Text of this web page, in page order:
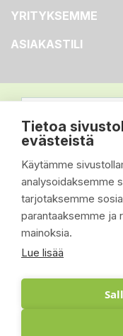
Tietoa
evästeistä
Käytämme
analysoidaksemme
tarjotaksemme
parantaaksemme ja
mainoksia.
Lue lisää
YRITYKSEMME
ASIAKASTILI